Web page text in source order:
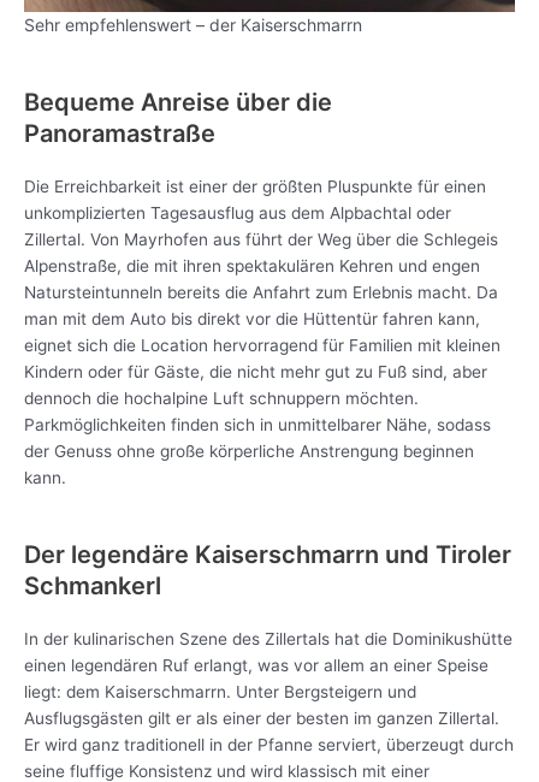
Sehr empfehlenswert – der Kaiserschmarrn
Bequeme Anreise über die
Panoramastraße
Die Erreichbarkeit ist einer der größten Pluspunkte für einen
unkomplizierten Tagesausflug aus dem Alpbachtal oder
Zillertal. Von Mayrhofen aus führt der Weg über die Schlegeis
Alpenstraße, die mit ihren spektakulären Kehren und engen
Natursteintunneln bereits die Anfahrt zum Erlebnis macht. Da
man mit dem Auto bis direkt vor die Hüttentür fahren kann,
eignet sich die Location hervorragend für Familien mit kleinen
Kindern oder für Gäste, die nicht mehr gut zu Fuß sind, aber
dennoch die hochalpine Luft schnuppern möchten.
Parkmöglichkeiten finden sich in unmittelbarer Nähe, sodass
der Genuss ohne große körperliche Anstrengung beginnen
kann.
Der legendäre Kaiserschmarrn und Tiroler
Schmankerl
In der kulinarischen Szene des Zillertals hat die Dominikushütte
einen legendären Ruf erlangt, was vor allem an einer Speise
liegt: dem Kaiserschmarrn. Unter Bergsteigern und
Ausflugsgästen gilt er als einer der besten im ganzen Zillertal.
Er wird ganz traditionell in der Pfanne serviert, überzeugt durch
seine fluffige Konsistenz und wird klassisch mit einer